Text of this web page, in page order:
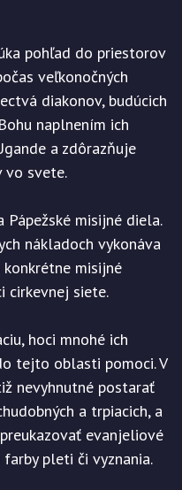
pohľad do priestorov
veľkonočných
diakonov, budúcich
naplnením ich
a zdôrazňuje
vo svete.
misijné diela.
nákladoch vykonáva
misijné
cirkevnej siete.
hoci mnohé ich
tejto oblasti pomoci. V
nevyhnutné postarať
a trpiacich, a
evanjeliové
pleti či vyznania.